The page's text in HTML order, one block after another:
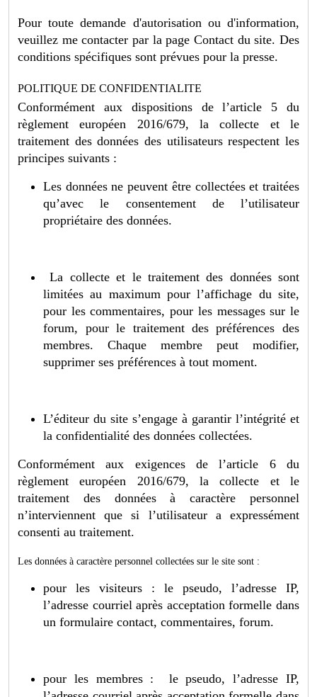
Pour toute demande d'autorisation ou d'information,
veuillez me contacter par la page Contact du site. Des
conditions spécifiques sont prévues pour la presse.
POLITIQUE DE CONFIDENTIALITE
Conformément aux dispositions de l’article 5 du
règlement européen 2016/679, la collecte et le
traitement des données des utilisateurs respectent les
principes suivants :
Les données ne peuvent être collectées et traitées
qu’avec le consentement de l’utilisateur
propriétaire des données.
La collecte et le traitement des données sont
limitées au maximum pour l’affichage du site,
pour les commentaires, pour les messages sur le
forum, pour le traitement des préférences des
membres. Chaque membre peut modifier,
supprimer ses préférences à tout moment.
L’éditeur du site s’engage à garantir l’intégrité et
la confidentialité des données collectées.
Conformément aux exigences de l’article 6 du
règlement européen 2016/679, la collecte et le
traitement des données à caractère personnel
n’interviennent que si l’utilisateur a expressément
consenti au traitement.
Les données à caractère personnel collectées sur le site sont :
pour les visiteurs : le pseudo, l’adresse IP,
l’adresse courriel après acceptation formelle dans
un formulaire contact, commentaires, forum.
pour les membres : le pseudo, l’adresse IP,